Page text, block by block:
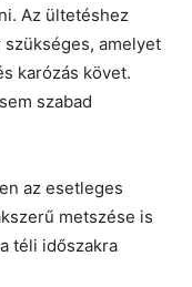
Az ültetéshez
amelyet
karózás követ.
szabad
az esetleges
metszése is
téli időszakra